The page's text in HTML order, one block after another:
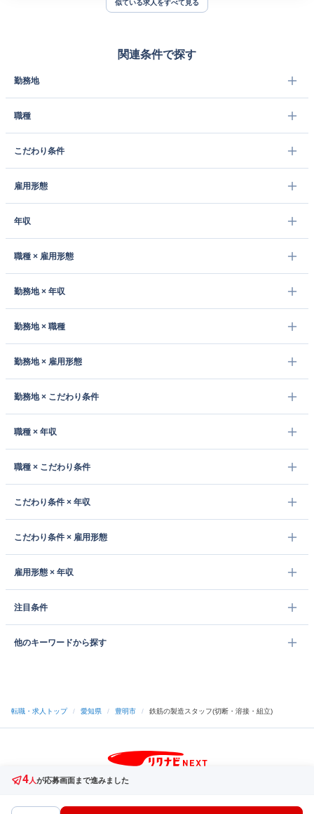
似ている求人をすべて見る
関連条件で探す
勤務地
職種
こだわり条件
雇用形態
年収
職種 × 雇用形態
勤務地 × 年収
勤務地 × 職種
勤務地 × 雇用形態
勤務地 × こだわり条件
職種 × 年収
職種 × こだわり条件
こだわり条件 × 年収
こだわり条件 × 雇用形態
雇用形態 × 年収
注目条件
他のキーワードから探す
4人が応募画面まで進みました
転職・求人トップ / 愛知県 / 豊明市 / 鉄筋の製造スタッフ(切断・溶接・組立)
中途採用をご検討の企業様